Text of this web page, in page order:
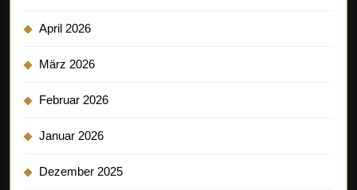
April 2026
März 2026
Februar 2026
Januar 2026
Dezember 2025